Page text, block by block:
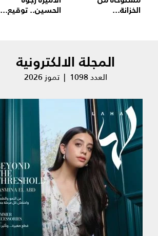
الخزانة... الحسين.. توقيع...
المجلة الالكترونية
العدد 1098 | تموز 2026